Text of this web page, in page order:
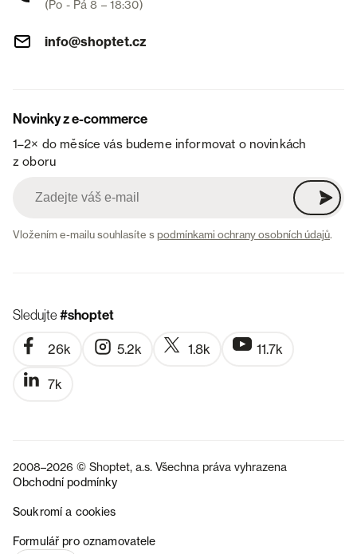
(Po - Pá 8 – 18:30)
info@shoptet.cz
Novinky z e-commerce
1–2× do měsíce vás budeme informovat o novinkách
z oboru
Vložením e-mailu souhlasíte spodmínkami ochrany osobních údajů.
Sledujte#shoptet
26k 5.2k 1.8k 11.7k
7k
2008–2026 © Shoptet, a.s. Všechna práva vyhrazena
Obchodní podmínky
Soukromí a cookies
Formulář pro oznamovatele